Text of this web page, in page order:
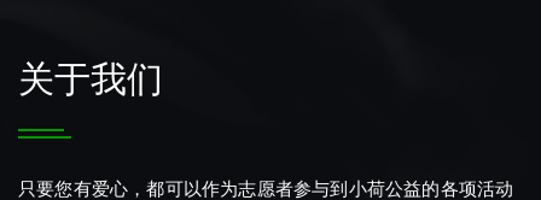
关于我们
只要您有爱心，都可以作为志愿者参与到小荷公益的各项活动